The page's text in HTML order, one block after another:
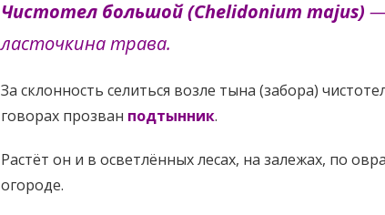
Чистотел большой (Chelidonium majus) —
ласточкина трава.
За склонность селиться возле тына (забора)
говорах прозван подтынник.
Растёт он и в осветлённых лесах, на залежах, по
огороде.